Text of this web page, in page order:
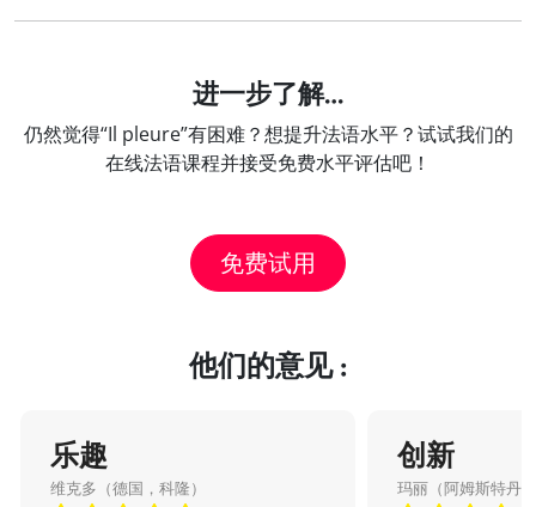
进一步了解…
仍然觉得“Il pleure”有困难？想提升法语水平？试试我们的
在线法语课程并接受免费水平评估吧！
免费试用
他们的意见 :
乐趣
维克多（德国，科隆）
创新
玛丽（阿姆斯特丹